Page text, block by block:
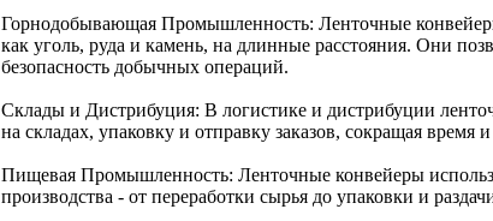
Горнодобывающая Промышленность: Ленточные
как уголь, руда и камень, на длинные расстояния. Они
безопасность добычных операций.
Склады и Дистрибуция: В логистике и дистрибуции
на складах, упаковку и отправку заказов, сокращая время и
Пищевая Промышленность: Ленточные конвейеры
производства - от переработки сырья до упаковки и